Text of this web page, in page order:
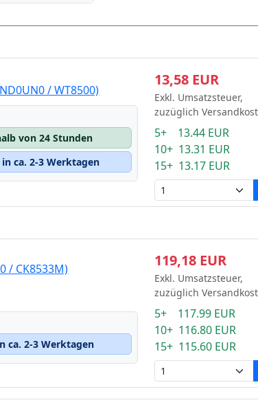
/ WT8500)
von 24 Stunden
ca. 2-3 Werktagen
13,58 EUR
Exkl. Umsatzsteuer,
zuzüglich
5+ 13.44 EUR
10+ 13.31 EUR
15+ 13.17 EUR
/ CK8533M)
ca. 2-3 Werktagen
119,18 EUR
Exkl. Umsatzsteuer,
zuzüglich
5+ 117.99 EUR
10+ 116.80 EUR
15+ 115.60 EUR